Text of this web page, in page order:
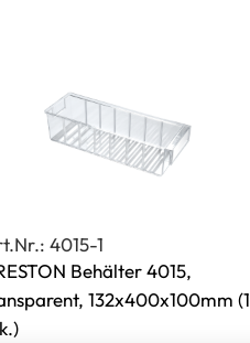
4015-1
Behälter 4015,
132x400x100mm(1